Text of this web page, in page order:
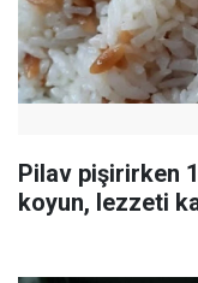
Pilav pişirirken
koyun, lezzeti